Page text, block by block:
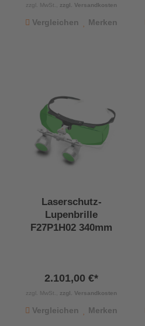
zzgl. MwSt., zzgl. Versandkosten
Vergleichen Merken
Laserschutz-
Lupenbrille
F27P1H02 340mm
2.101,00 €*
zzgl. MwSt., zzgl. Versandkosten
Vergleichen Merken